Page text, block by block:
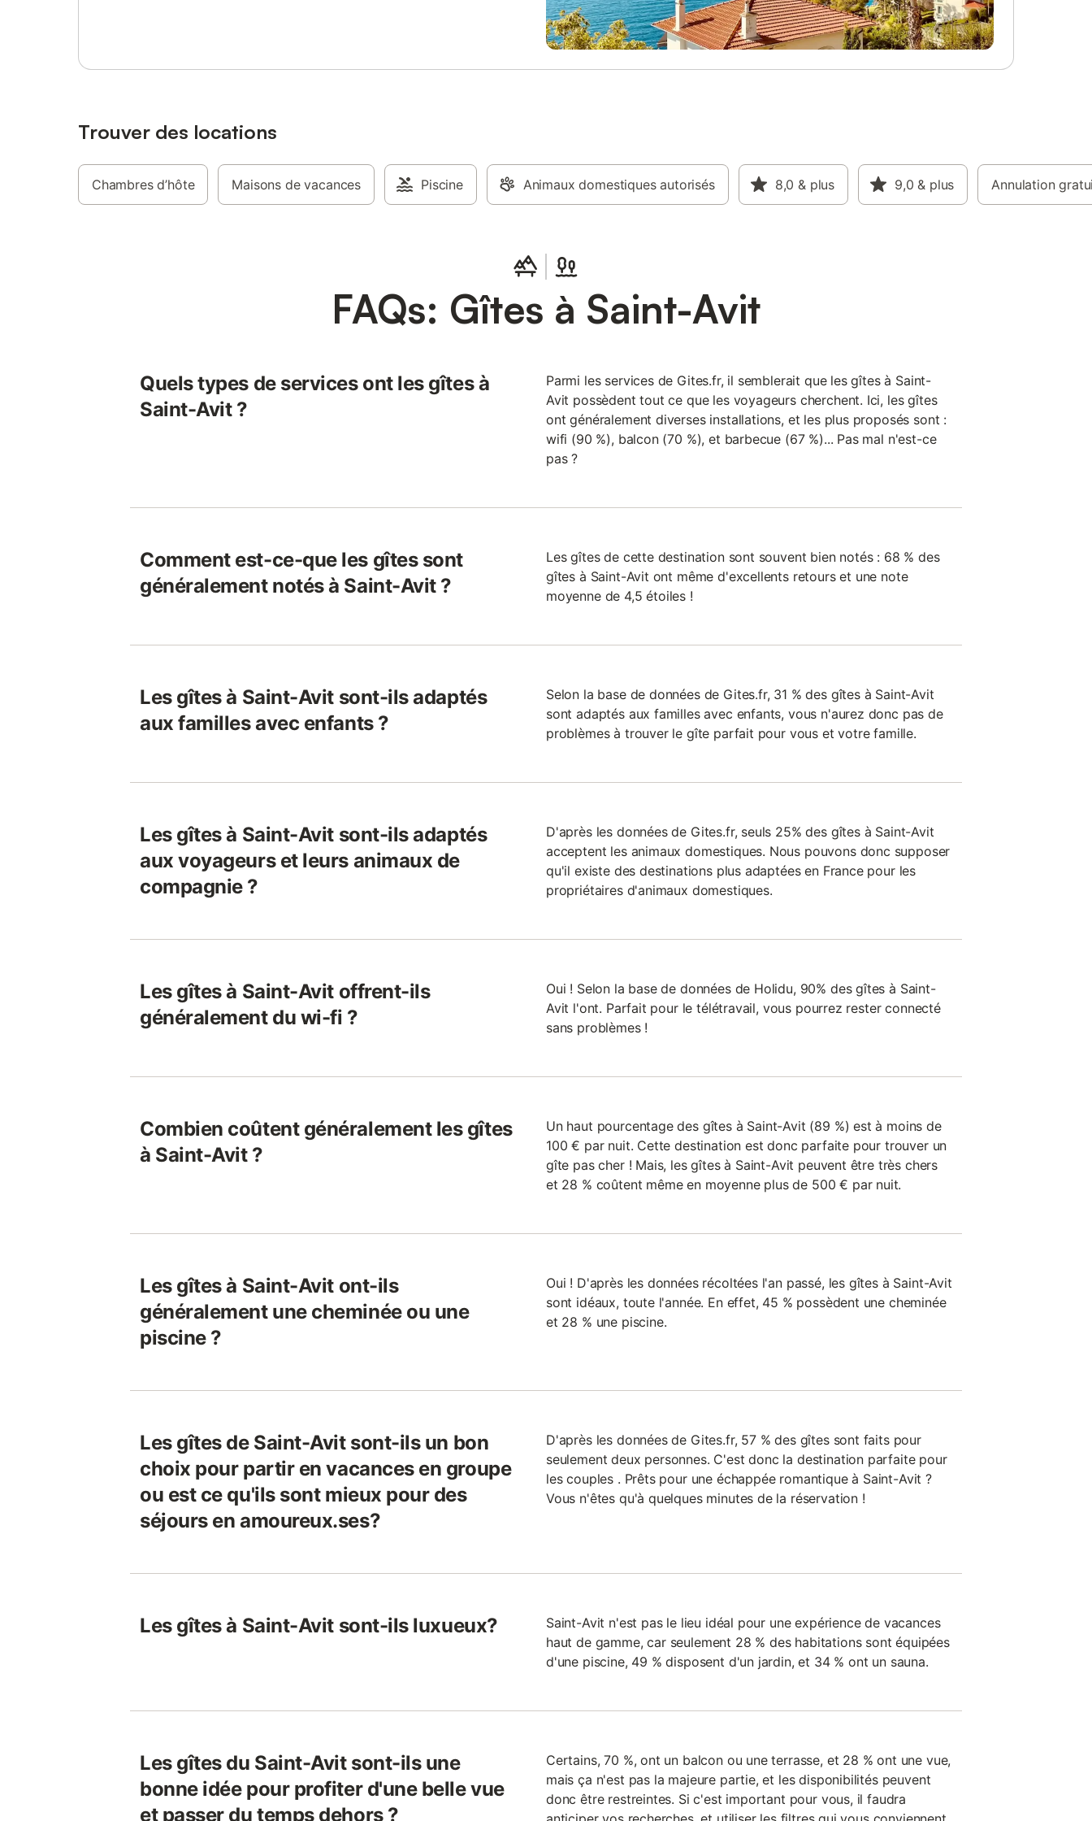
et Pineau.
l'étage avec sa salle de douche et WC en
également : des sièges dans deux
chambres doubles, une télévision avec
streaming, WiFi, un coffre-fort, un vestiaire
Trouver des locations
Chambres d’hôte Maisons de vacances Piscine Animaux domestiques autorisés 8,0 & plus 9,0 & plus Annulation
FAQs: Gîtes à Saint-Avit
Quels types de services ont les gîtes à
Saint-Avit ?
Parmi les services de Gites.fr, il semblerait que les gîtes à Saint-
Avit possèdent tout ce que les voyageurs cherchent. Ici, les gîtes
ont généralement diverses installations, et les plus proposés sont :
wifi (90 %), balcon (70 %), et barbecue (67 %)... Pas mal n'est-ce
pas ?
Comment est-ce-que les gîtes sont
généralement notés à Saint-Avit ?
Les gîtes de cette destination sont souvent bien notés : 68 % des
gîtes à Saint-Avit ont même d'excellents retours et une note
moyenne de 4,5 étoiles !
Les gîtes à Saint-Avit sont-ils adaptés
aux familles avec enfants ?
Selon la base de données de Gites.fr, 31 % des gîtes à Saint-Avit
sont adaptés aux familles avec enfants, vous n'aurez donc pas de
problèmes à trouver le gîte parfait pour vous et votre famille.
Les gîtes à Saint-Avit sont-ils adaptés
aux voyageurs et leurs animaux de
compagnie ?
D'après les données de Gites.fr, seuls 25% des gîtes à Saint-Avit
acceptent les animaux domestiques. Nous pouvons donc supposer
qu'il existe des destinations plus adaptées en France pour les
propriétaires d'animaux domestiques.
Les gîtes à Saint-Avit offrent-ils
généralement du wi-fi ?
Oui ! Selon la base de données de Holidu, 90% des gîtes à Saint-
Avit l'ont. Parfait pour le télétravail, vous pourrez rester connecté
sans problèmes !
Combien coûtent généralement les gîtes
à Saint-Avit ?
Un haut pourcentage des gîtes à Saint-Avit (89 %) est à moins de
100 € par nuit. Cette destination est donc parfaite pour trouver un
gîte pas cher ! Mais, les gîtes à Saint-Avit peuvent être très chers
et 28 % coûtent même en moyenne plus de 500 € par nuit.
Les gîtes à Saint-Avit ont-ils
généralement une cheminée ou une
piscine ?
Oui ! D'après les données récoltées l'an passé, les gîtes à Saint-Avit
sont idéaux, toute l'année. En effet, 45 % possèdent une cheminée
et 28 % une piscine.
Les gîtes de Saint-Avit sont-ils un bon
choix pour partir en vacances en groupe
ou est ce qu'ils sont mieux pour des
séjours en amoureux.ses?
D'après les données de Gites.fr, 57 % des gîtes sont faits pour
seulement deux personnes. C'est donc la destination parfaite pour
les couples . Prêts pour une échappée romantique à Saint-Avit ?
Vous n'êtes qu'à quelques minutes de la réservation !
Les gîtes à Saint-Avit sont-ils luxueux?
Saint-Avit n'est pas le lieu idéal pour une expérience de vacances
haut de gamme, car seulement 28 % des habitations sont équipées
d'une piscine, 49 % disposent d'un jardin, et 34 % ont un sauna.
Les gîtes du Saint-Avit sont-ils une
bonne idée pour profiter d'une belle vue
et passer du temps dehors ?
Certains, 70 %, ont un balcon ou une terrasse, et 28 % ont une vue,
mais ça n'est pas la majeure partie, et les disponibilités peuvent
donc être restreintes. Si c'est important pour vous, il faudra